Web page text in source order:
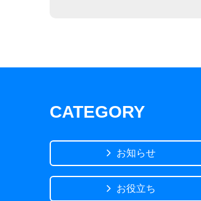
CATEGORY
お知らせ
お役立ち